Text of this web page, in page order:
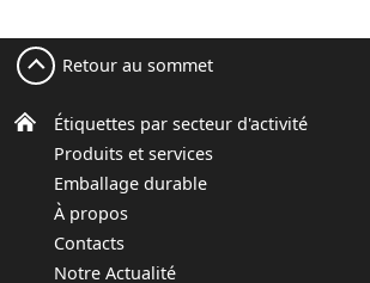
Étiquettes par secteur d'activité
Produits et services
Emballage durable
À propos
Contacts
Notre Actualité
Retour au sommet